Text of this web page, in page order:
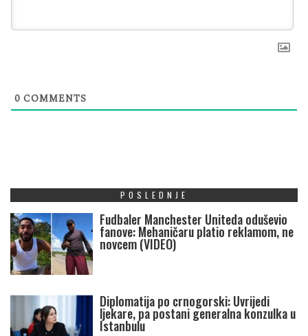
0 COMMENTS
POSLEDNJE
Fudbaler Manchester Uniteda oduševio
fanove: Mehaničaru platio reklamom, ne
novcem (VIDEO)
Diplomatija po crnogorski: Uvrijedi
ljekare, pa postani generalna konzulka u
Istanbulu